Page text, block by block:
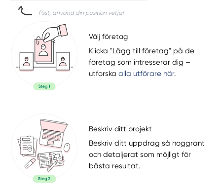
Psst, använd din position vetja!
Välj företag
Klicka "Lägg till företag" på de
företag som intresserar dig –
utforskaalla utförare här.
Beskriv ditt projekt
Beskriv ditt uppdrag så noggrant
och detaljerat som möjligt för
bästa resultat.